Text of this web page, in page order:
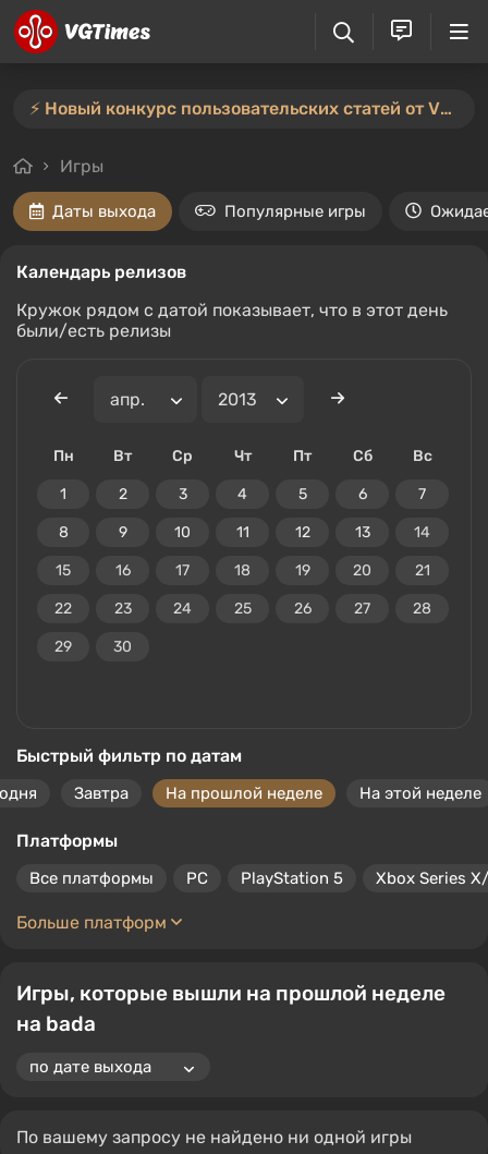
⚡️ Новый конкурс пользовательских статей от VGTimes — участвуйте тут ⚡️
Игры
Даты выхода Популярные игры
Календарь релизов
Кружок рядом с датой показывает, что в этот день
были/есть релизы
Пн Вт Ср Чт Пт Сб Вс
1 2 3 4 5 6 7
8 9 10 11 12 13 14
15 16 17 18 19 20 21
22 23 24 25 26 27 28
29 30
Быстрый фильтр по датам
Завтра На прошлой неделе На этой неделе
Платформы
Все платформы PC PlayStation 5 Xbox Series
Больше платформ
Игры, которые вышли на прошлой неделе
на bada
По вашему запросу не найдено ни одной игры